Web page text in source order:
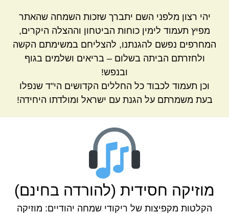
יהי רצון מלפני השם יתברך שזכות השמחה שהאתר
מפיץ תעמוד לימין כוחות הביטחון וההצלה היקרים,
המחרפים נפשם להגנתנו, להצליחם במשימתם הקשה
ולחזרתם הביתה בשלום – בריאים ושלמים בגוף
ובנפש!
וכן תעמוד לכבוד כל החללים הקדושים הי"ד שנפלו
בעת משמרתם על הגנת עם ישראל ומולדתו היחידה!
מוזיקה חסידית (להורדה בחינם)
הקלטות מקפיצות של ריקודי שמחה יהודיים: מוזיקה